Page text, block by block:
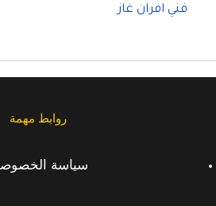
فني افران غاز
روابط مهمة
سياسة